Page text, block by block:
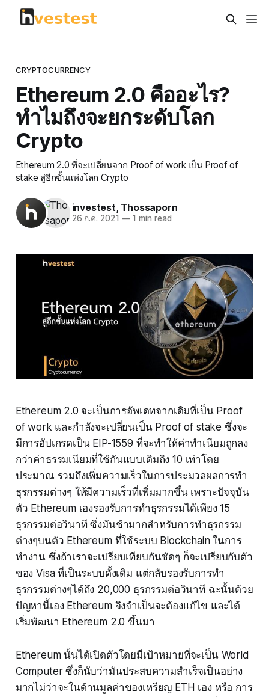
CRYPTOCURRENCY
Ethereum 2.0 คืออะไร?
ทำไมถึงจะยกระดับโลก
Crypto
Ethereum 2.0 ที่จะเปลี่ยนจาก Proof of work เป็น Proof of
stake สู่อีกขั้นแห่งโลก Crypto
investest, Thossaporn
26 ก.ค. 2021 —1 min read
Ethereum 2.0 จะเป็นการอัพเดทจากเดิมที่เป็น Proof
of work และกำลังจะเปลี่ยนเป็น Proof of stake ซึ่งจะ
มีการอัปเกรดเป็น EIP-1559 ที่จะทำให้ค่าทำเนียมถูกลง
กว่าค่าธรรมเนียมที่ใช้กันแบบเดิมถึง 10 เท่าโดย
ประมาณ รวมถึงเพิ่มความเร็วในการประมวลผลการทำ
ธุรกรรมต่างๆ ให้มีความเร็วที่เพิ่มมากขึ้น เพราะปัจจุบัน
ตัว Ethereum เองรองรับการทำธุรกรรมได้เพียง 15
ธุรกรรมต่อวินาที ซึ่งมันช้ามากสำหรับการทำธุรกรรม
ต่างๆบนตัว Ethereum ที่ใช้ระบบ Blockchain ในการ
ทำงาน ซึ่งถ้าเราจะเปรียบเทียบกันชัดๆ ก็จะเปรียบกับตัว
ของ Visa ที่เป็นระบบดั้งเดิม แต่กลับรองรับการทำ
ธุรกรรมต่างๆได้ถึง 20,000 ธุรกรรมต่อวินาที ฉะนั้นด้วย
ปัญหานี้เอง Ethereum จึงจำเป็นจะต้องแก้ไข และได้
เริ่มพัฒนา Ethereum 2.0 ขึ้นมา
Ethereum นั้นได้เปิดตัวโดยมีเป้าหมายที่จะเป็น World
Computer ซึ่งก็นับว่ามันประสบความสำเร็จเป็นอย่าง
มากไม่ว่าจะในด้านมูลค่าของเหรียญ ETH เอง หรือ การ